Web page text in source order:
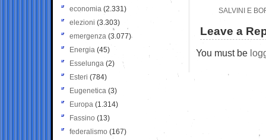
SALVINI E
Leave a
You must be
economia (2.331)
elezioni (3.303)
emergenza (3.077)
Energia (45)
Esselunga (2)
Esteri (784)
Eugenetica (3)
Europa (1.314)
Fassino (13)
federalismo (167)